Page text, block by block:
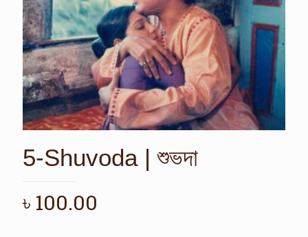
5-Shuvoda | শুভদা
৳ 100.00